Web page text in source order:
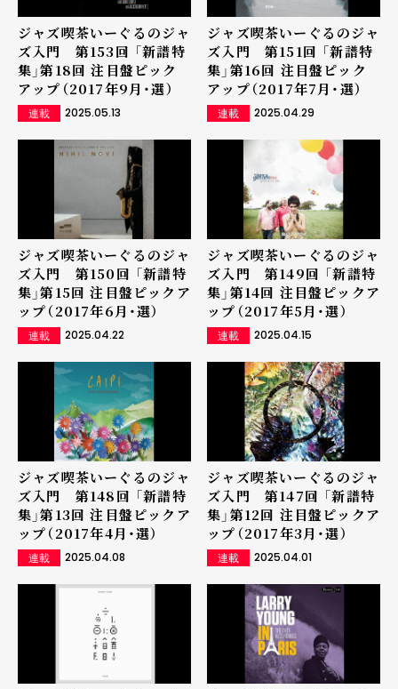
ジャズ喫茶いーぐるのジャ
ズ入門 第153回 「新譜特
集」第18回 注目盤ピック
アップ（2017年9月・選）
連載 2025.05.13
ジャズ喫茶いーぐるのジャ
ズ入門 第151回 「新譜特
集」第16回 注目盤ピック
アップ（2017年7月・選）
連載 2025.04.29
ジャズ喫茶いーぐるのジャ
ズ入門 第150回 「新譜特
集」第15回 注目盤ピックア
ップ（2017年6月・選）
連載 2025.04.22
ジャズ喫茶いーぐるのジャ
ズ入門 第149回 「新譜特
集」第14回 注目盤ピックア
ップ（2017年5月・選）
連載 2025.04.15
ジャズ喫茶いーぐるのジャ
ズ入門 第148回 「新譜特
集」第13回 注目盤ピックア
ップ（2017年4月・選）
連載 2025.04.08
ジャズ喫茶いーぐるのジャ
ズ入門 第147回 「新譜特
集」第12回 注目盤ピックア
ップ（2017年3月・選）
連載 2025.04.01